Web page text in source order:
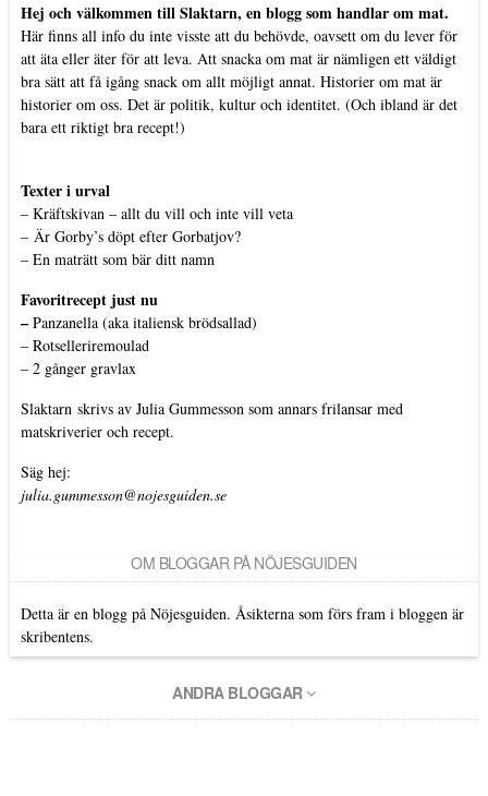
Hej och välkommen till Slaktarn, en blogg som handlar om mat.
Här finns all info du inte visste att du behövde, oavsett om du lever för
att äta eller äter för att leva. Att snacka om mat är nämligen ett väldigt
bra sätt att få igång snack om allt möjligt annat. Historier om mat är
historier om oss. Det är politik, kultur och identitet. (Och ibland är det
bara ett riktigt bra recept!)
Texter i urval
– Kräftskivan – allt du vill och inte vill veta
– Är Gorby’s döpt efter Gorbatjov?
– En maträtt som bär ditt namn
Favoritrecept just nu
– Panzanella (aka italiensk brödsallad)
– Rotselleriremoulad
– 2 gånger gravlax
Slaktarn skrivs av Julia Gummesson som annars frilansar med
matskriverier och recept.
Säg hej:
julia.gummesson@nojesguiden.se
OM BLOGGAR PÅ NÖJESGUIDEN
Detta är en blogg på Nöjesguiden. Åsikterna som förs fram i bloggen är
skribentens.
ANDRA BLOGGAR